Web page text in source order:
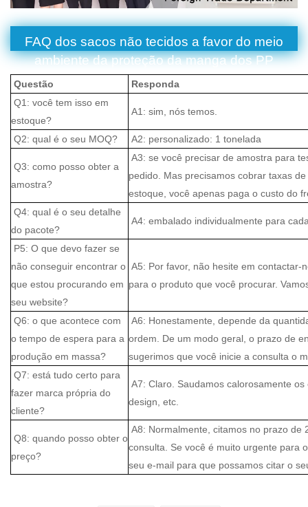
FAQ dos sacos não tecidos a favor do meio
ambiente da proteção da manga dos PP
Questão
Responda
Q1: você tem isso em
estoque?
A1: sim, nós temos.
Q2: qual é o seu MOQ? A2: personalizado: 1 tonelada
Q3: como posso obter a
amostra?
A3: se você precisar de amostra para
pedido. Mas precisamos cobrar taxas
estoque, você apenas paga o custo do
Q4: qual é o seu detalhe
do pacote?
A4: embalado individualmente para
P5: O que devo fazer se
não conseguir encontrar o
que estou procurando em
seu website?
A5: Por favor, não hesite em
para o produto que você procurar.
Q6: o que acontece com
o tempo de espera para a
produção em massa?
A6: Honestamente, depende da
ordem. De um modo geral, o prazo de
sugerimos que você inicie a consulta o
Q7: está tudo certo para
fazer marca própria do
cliente?
A7: Claro. Saudamos calorosamente
design, etc.
Q8: quando posso obter o
preço?
A8: Normalmente, citamos no prazo de
consulta. Se você é muito urgente para
seu e-mail para que possamos citar o